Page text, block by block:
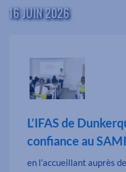
16 JUIN 2026
L’IFAS de
confiance au
en l’accueillant auprès